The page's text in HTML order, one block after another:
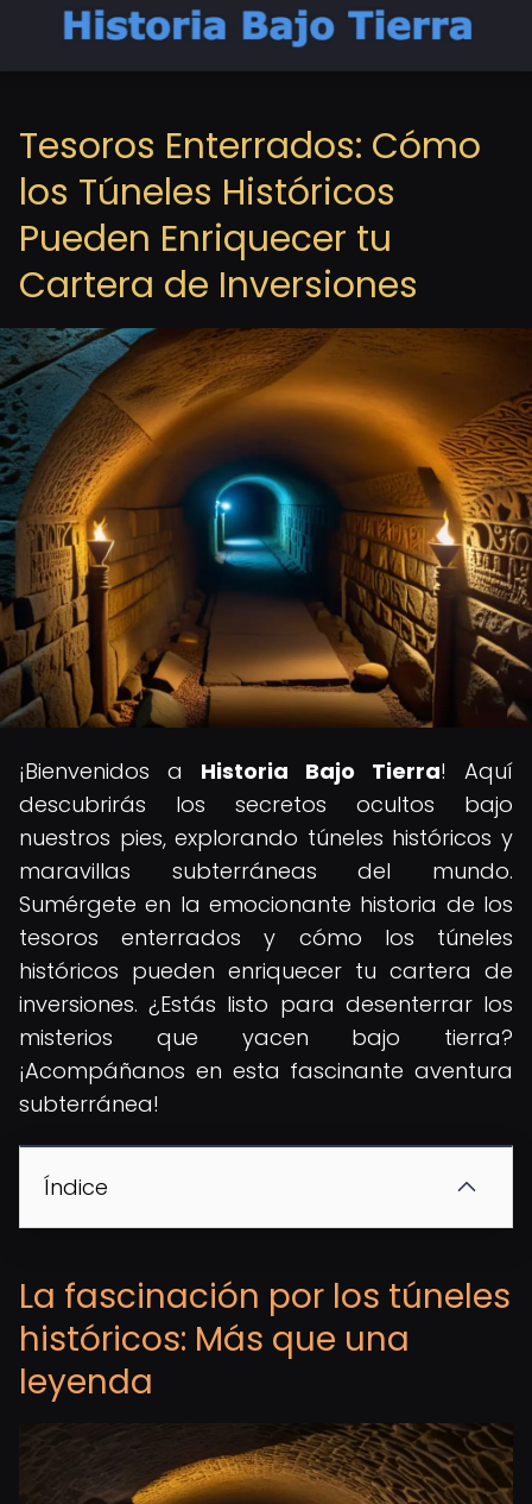
Tesoros Enterrados: Cómo
los Túneles Históricos
Pueden Enriquecer tu
Cartera de Inversiones
¡Bienvenidos a Historia Bajo Tierra! Aquí
descubrirás los secretos ocultos bajo
nuestros pies, explorando túneles históricos y
maravillas subterráneas del mundo.
Sumérgete en la emocionante historia de los
tesoros enterrados y cómo los túneles
históricos pueden enriquecer tu cartera de
inversiones. ¿Estás listo para desenterrar los
misterios que yacen bajo tierra?
¡Acompáñanos en esta fascinante aventura
subterránea!
Índice
La fascinación por los túneles
históricos: Más que una
leyenda